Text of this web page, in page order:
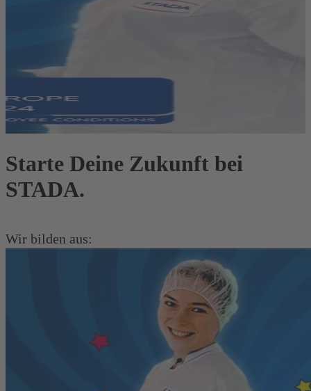
Starte Deine Zukunft bei
STADA.
Wir bilden aus: